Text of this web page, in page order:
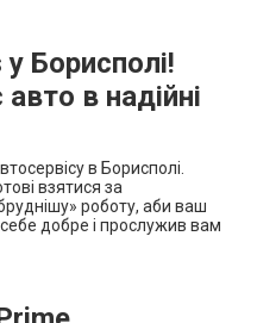
Борисполі!
в надійні
в Борисполі.
взятися за
роботу, аби ваш
добре і прослужив вам